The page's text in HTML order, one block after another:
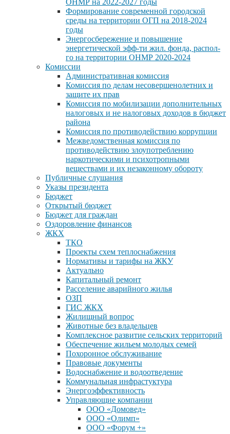
Формирование современной городской
среды на территории ОГП на 2018-2024
годы
Энергосбережение и повышение
энергетической эфф-ти жил. фонда, распол-
го на территории ОНМР 2020-2024
Комиссии
Административная комиссия
Комиссия по делам несовершенолетних и
защите их прав
Комиссия по мобилизации дополнительных
налоговых и не налоговых доходов в бюджет
района
Комиссия по противодействию коррупции
Межведомственная комиссия по
противодействию злоупотреблению
наркотическими и психотропными
веществами и их незаконному обороту
Публичные слушания
Указы президента
Бюджет
Открытый бюджет
Бюджет для граждан
Оздоровление финансов
ЖКХ
ТКО
Проекты схем теплоснабжения
Нормативы и тарифы на ЖКУ
Актуально
Капитальный ремонт
Расселение аварийного жилья
ОЗП
ГИС ЖКХ
Жилищный вопрос
Животные без владельцев
Комплексное развитие сельских территорий
Обеспечение жильем молодых семей
Похоронное обслуживание
Правовые документы
Водоснабжение и водоотведение
Коммунальная инфрастуктура
Энергоэффективность
Управляющие компании
ООО «Домовед»
ООО «Олимп»
ООО «Форум +»